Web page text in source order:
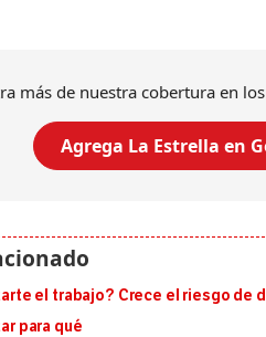
más de nuestra cobertura en
Agrega La Estrella en
el trabajo? Crece el riesgo de
para qué